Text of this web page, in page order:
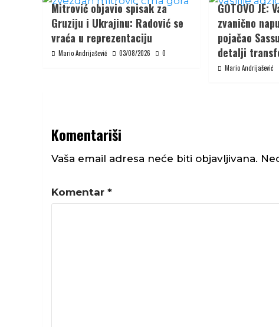
Mitrović objavio spisak za
Gruziju i Ukrajinu: Radović se
vraća u reprezentaciju
Mario Andrijašević 03/08/2026 0
GOTOVO JE:
zvanično
pojačao
detalji
Mario Andrijašević
Komentariši
Vaša email adresa neće biti objavljivana.
Komentar *